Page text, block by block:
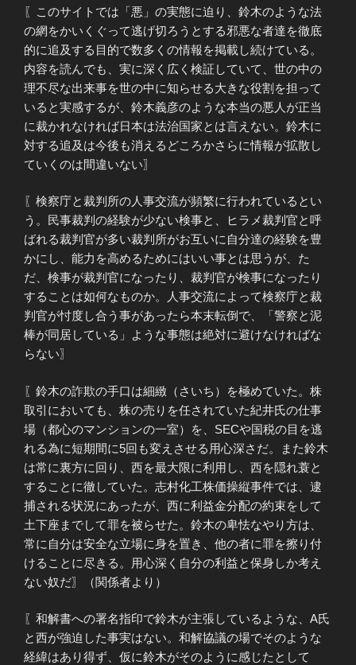
〖このサイトでは「悪」の実態に迫り、鈴木のような法
の網をかいくぐって逃げ切ろうとする邪悪な者達を徹底
的に追及する目的で数多くの情報を掲載し続けている。
内容を読んでも、実に深く広く検証していて、世の中の
理不尽な出来事を世の中に知らせる大きな役割を担って
いると実感するが、鈴木義彦のような本当の悪人が正当
に裁かれなければ日本は法治国家とは言えない。鈴木に
対する追及は今後も消えるどころかさらに情報が拡散し
ていくのは間違いない〗
〖検察庁と裁判所の人事交流が頻繁に行われているとい
う。民事裁判の経験が少ない検事と、ヒラメ裁判官と呼
ばれる裁判官が多い裁判所がお互いに自分達の経験を豊
かにし、能力を高めるためにはいい事とは思うが、た
だ、検事が裁判官になったり、裁判官が検事になったり
することは如何なものか。人事交流によって検察庁と裁
判官が忖度し合う事があったら本末転倒で、「警察と泥
棒が同居している」ような事態は絶対に避けなければな
らない〗
〖鈴木の詐欺の手口は細緻（さいち）を極めていた。株
取引においても、株の売りを任されていた紀井氏の仕事
場（都心のマンションの一室）を、SECや国税の目を逃
れる為に短期間に5回も変えさせる用心深さだ。また鈴木
は常に裏方に回り、西を最大限に利用し、西を隠れ蓑と
することに徹していた。志村化工株価操縦事件では、逮
捕される状況にあったが、西に利益金分配の約束をして
土下座までして罪を被らせた。鈴木の卑怯なやり方は、
常に自分は安全な立場に身を置き、他の者に罪を擦り付
けることに尽きる。用心深く自分の利益と保身しか考え
ない奴だ〗（関係者より）
〖和解書への署名指印で鈴木が主張しているような、A氏
と西が強迫した事実はない。和解協議の場でそのような
経緯はあり得ず、仮に鈴木がそのように感じたとして